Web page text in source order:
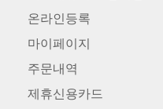
온라인등록
마이페이지
주문내역
제휴신용카드